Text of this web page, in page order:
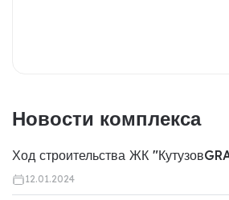
Новости комплекса
Ход строительства ЖК
12.01.2024